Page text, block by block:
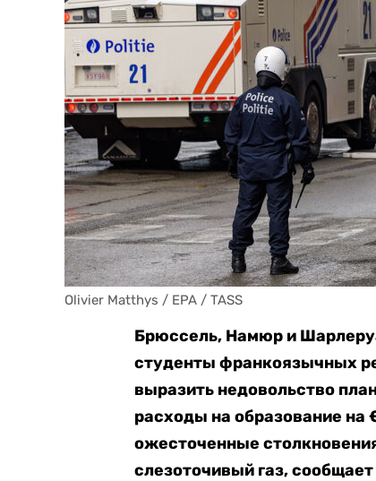
Olivier Matthys / EPA / TASS
Брюссель, Намюр и
студенты франкоязычных
выразить недовольство
расходы на образование на
ожесточенные
слезоточивый газ, сообщает